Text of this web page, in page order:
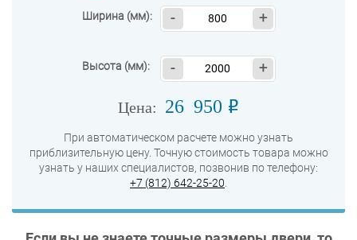
Ширина (мм): - +
Высота (мм): - +
Цена: 26 950 o
При автоматическом расчете можно узнать
приблизительную цену. Точную стоимость товара можно
узнать у наших специалистов, позвонив по телефону:
+7 (812) 642-25-20